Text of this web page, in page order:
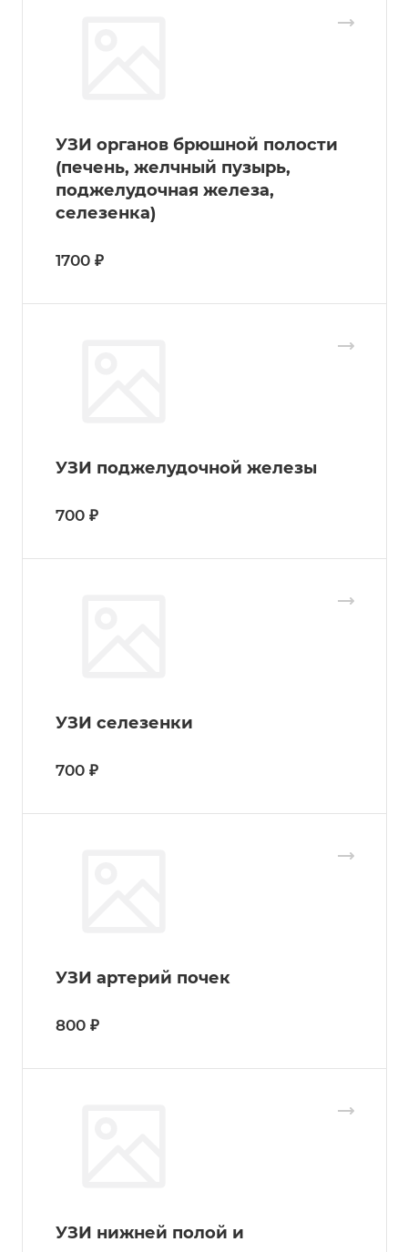
УЗИ органов брюшной полости
(печень, желчный пузырь,
поджелудочная железа,
селезенка)
1700 ₽
УЗИ поджелудочной железы
700 ₽
УЗИ селезенки
700 ₽
УЗИ артерий почек
800 ₽
УЗИ нижней полой и